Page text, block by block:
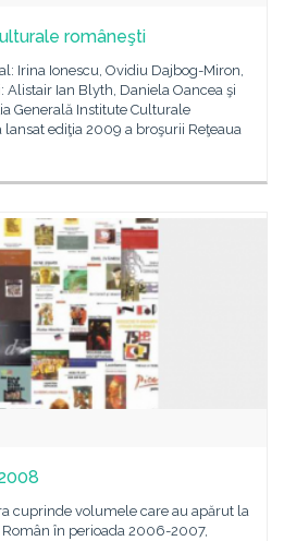
româneşti
Irina Ionescu, Ovidiu Dajbog-Miron,
Alistair Ian Blyth, Daniela Oancea şi
Generală Institute Culturale
lansat ediţia 2009 a broşurii Reţeaua
cuprinde volumele care au apărut la
în perioada 2006-2007,